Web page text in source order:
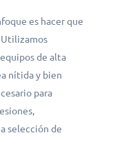
es hacer que
de alta
nítida y bien
para
selección de